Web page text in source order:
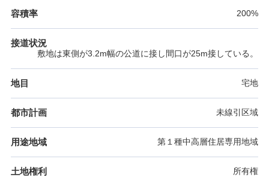
容積率 200%
接道状況
敷地は東側が3.2m幅の公道に接し間口が25m接している。
地目 宅地
都市計画 未線引区域
用途地域 第１種中高層住居専用地域
土地権利 所有権